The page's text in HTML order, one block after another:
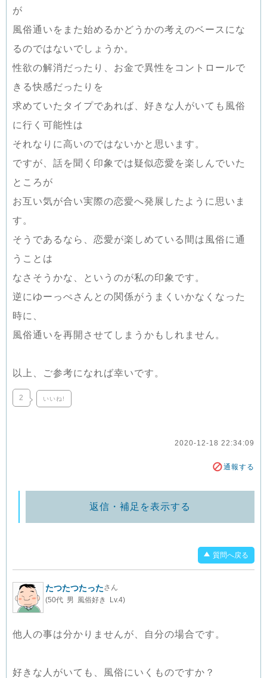
が
風俗通いをまた始めるかどうかの考えのベースにな
るのではないでしょうか。
性欲の解消だったり、お金で異性をコントロールで
きる快感だったりを
求めていたタイプであれば、好きな人がいても風俗
に行く可能性は
それなりに高いのではないかと思います。
ですが、話を聞く印象では疑似恋愛を楽しんでいた
ところが
お互い気が合い実際の恋愛へ発展したように思いま
す。
そうであるなら、恋愛が楽しめている間は風俗に通
うことは
なさそうかな、というのが私の印象です。
逆にゆーっぺさんとの関係がうまくいかなくなった
時に、
風俗通いを再開させてしまうかもしれません。
以上、ご参考になれば幸いです。
2 いいね!
2020-12-18 22:34:09
通報する
返信・補足を表示する
質問へ戻る
たつたつたったさん
(50代 男 風俗好き Lv.4)
他人の事は分かりませんが、自分の場合です。
好きな人がいても、風俗にいくものですか？